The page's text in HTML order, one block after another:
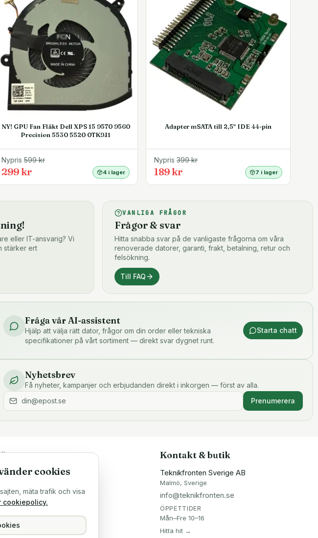
NY! GPU Fan Fläkt Dell XPS 15 9570 9560
Precision 5530 5520 0TK9J1
Nypris 599kr
299 kr 4 i lager
Adapter mSATA till 2,5" IDE 44-pin
Nypris 399kr
189 kr 7 i lager
eller IT-ansvarig? Vi
stärker ert
VANLIGA FRÅGOR
Frågor & svar
Hitta snabba svar på de vanligaste frågorna om våra
renoverade datorer, garanti, frakt, betalning, retur och
felsökning.
Till FAQ
Fråga vår AI-assistent
Hjälp att välja rätt dator, frågor om din order eller tekniska
specifikationer på vårt sortiment — direkt svar dygnet runt.
Starta chatt
Nyhetsbrev
Få nyheter, kampanjer och erbjudanden direkt i inkorgen — först av alla.
Prenumerera
oss
till oss
Kontakt & butik
Teknikfronten Sverige AB
Malmö, Sverige
info@teknikfronten.se
ÖPPETTIDER
Mån–Fre 10–16
Hitta hit →
cookies
mäta trafik och visa
cookiepolicy.